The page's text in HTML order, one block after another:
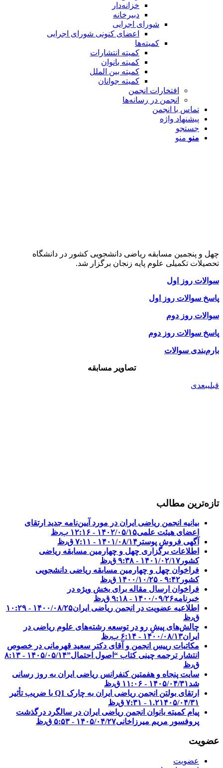
خزانه‌دار
دبیرخانه
شورای اجرایی
اعضای کنونی شورای اجرایی
کمیته‌ها
کمیته انتشارات
کمیته بانوان
کمیته بین الملل
کمیته جوانان
افتخارات انجمن
انجمن در رسانه‌ها
تماس با انجمن
پیشنهاد واژه
جستجو
منو منو
چهل و پنجمین مسابقه ریاضی دانشجویی کشور در دانشگاه
تحصیلات تکمیلی علوم پایه زنجان برگزار شد.
سوالات روز اول
پاسخ سوالات روز اول
سوالات روز دوم
پاسخ سوالات روز دوم
بارم‌بندی سوالات
تصاویر مسابقه
قبلیبعدی
تازه‌ترین مطالب
بیانیه انجمن ریاضی ایران در مورد آیین‌نامه جدید ارتقای
اعضای هیئت علمی۱۴۰۲/۰۵/۱۵ - ۱۲:۱۶ ب٫ظ
آگهی فروش پوستر ۱۴۰۱/۰۸/۱۴ - ۷:۱۱ ق٫ظ
اطلاعات برگزاری چهل و چهارمین مسابقه ریاضی
کشور ۱۴۰۱/۰۲/۱۷ - ۹:۳۸ ق٫ظ
فراخوان چهل و چهارمین مسابقه ریاضی دانشجویی
کشور‎‎ ۱۴۰۰/۱۰/۲۵ - ۹:۴۲ ق٫ظ
فراخوان ارسال مقاله برای بخش ویژه در
خبرنامه۱۴۰۰/۰۹/۲۶ - ۹:۱۸ ق٫ظ
اطلاعیه عضویت در انجمن ریاضی ایران
۱۴۰۰/۰۸/۲۵ - ۱۰:۲۹
ق٫ظ
چالش‌های پیشِ رو در توسعه رشته‌های علوم ریاضی در
ایران۱۴۰۰/۰۸/۱۳ - ۶:۱۴ ب٫ظ
مکاتبات رییس انجمن و آقای دکتر سعید قهرمانی در خصوص
انتشار ترجمه چینی کتاب “اصول احتمال”
۱۴۰۵/۰۵/۱۴ - ۸:۱۳
ق٫ظ
سایت پنجاه و هفمتین کنفرانس ریاضی ایران به روز رسانی
شد۱۴۰۵/۰۴/۳۱ - ۱۱:۰۶ ق٫ظ
ارتقای بولتن انجمن ریاضی ایران به چارک Q1 با ضریب تأثیر
۱.۲۱۴۰۵/۰۴/۳۱ - ۷:۳۱ ق٫ظ
پیام کمیته بانوان انجمن ریاضی ایران در سالگرد درگذشت
پروفسور مریم میرزاخانی۱۴۰۵/۰۴/۲۷ - ۵:۵۳ ق٫ظ
عضویت
عضویت